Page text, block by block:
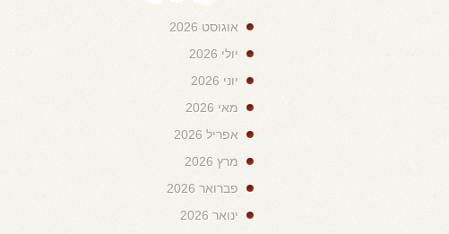
אוגוסט 2026
יולי 2026
יוני 2026
מאי 2026
אפריל 2026
מרץ 2026
פברואר 2026
ינואר 2026